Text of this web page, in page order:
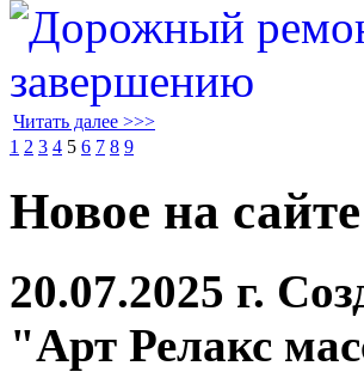
Читать далее >>>
1 2 3 4 5 6 7 8 9
Новое на сайте
20.07.2025 г.
"Арт Релакс